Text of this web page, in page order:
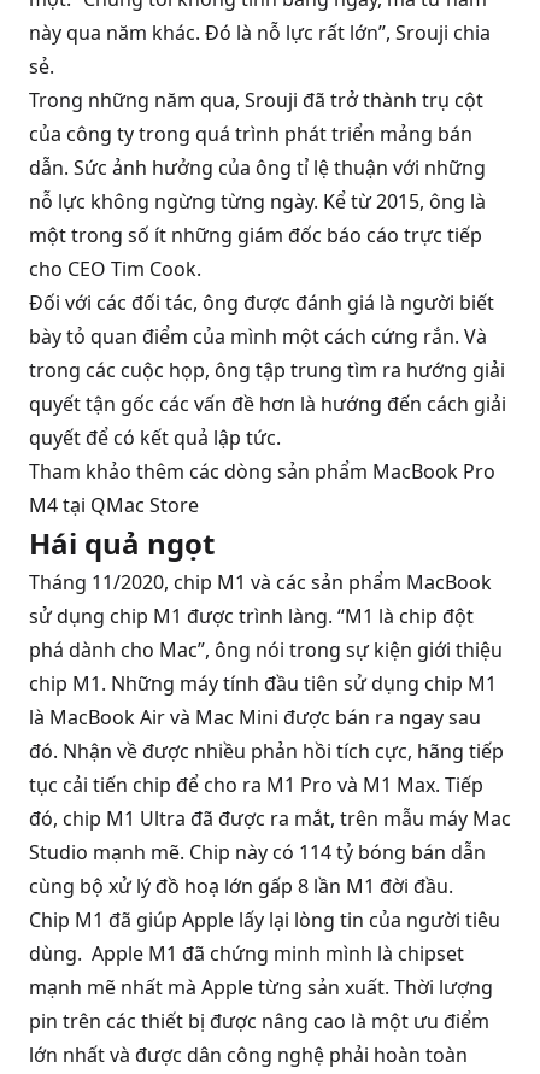
này qua năm khác. Đó là nỗ lực rất lớn”, Srouji chia
sẻ.
Trong những năm qua, Srouji đã trở thành trụ cột
của công ty trong quá trình phát triển mảng bán
dẫn. Sức ảnh hưởng của ông tỉ lệ thuận với những
nỗ lực không ngừng từng ngày. Kể từ 2015, ông là
một trong số ít những giám đốc báo cáo trực tiếp
cho CEO Tim Cook.
Đối với các đối tác, ông được đánh giá là người biết
bày tỏ quan điểm của mình một cách cứng rắn. Và
trong các cuộc họp, ông tập trung tìm ra hướng giải
quyết tận gốc các vấn đề hơn là hướng đến cách giải
quyết để có kết quả lập tức.
Tham khảo thêm các dòng sản phẩm MacBook Pro
M4tại QMac Store
Hái quả ngọt
Tháng 11/2020, chip M1 và các sản phẩm MacBook
sử dụng chip M1 được trình làng. “M1 là chip đột
phá dành cho Mac”, ông nói trong sự kiện giới thiệu
chip M1. Những máy tính đầu tiên sử dụng chip M1
là MacBook Airvà Mac Mini được bán ra ngay sau
đó. Nhận về được nhiều phản hồi tích cực, hãng tiếp
tục cải tiến chip để cho ra M1 Pro và M1 Max. Tiếp
đó, chip M1 Ultra đã được ra mắt, trên mẫu máy Mac
Studio mạnh mẽ. Chip này có 114 tỷ bóng bán dẫn
cùng bộ xử lý đồ hoạ lớn gấp 8 lần M1 đời đầu.
Chip M1 đã giúp Apple lấy lại lòng tin của người tiêu
dùng. Apple M1 đã chứng minh mình là chipset
mạnh mẽ nhất mà Apple từng sản xuất. Thời lượng
pin trên các thiết bị được nâng cao là một ưu điểm
lớn nhất và được dân công nghệ phải hoàn toàn